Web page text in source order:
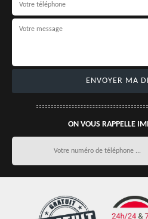
ON VOUS RAPPELLE